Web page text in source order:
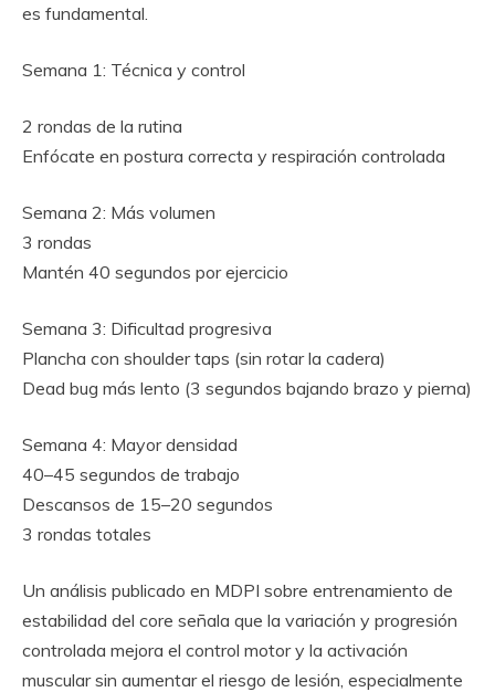
es fundamental.
Semana 1: Técnica y control
2 rondas de la rutina
Enfócate en postura correcta y respiración controlada
Semana 2: Más volumen
3 rondas
Mantén 40 segundos por ejercicio
Semana 3: Dificultad progresiva
Plancha con shoulder taps (sin rotar la cadera)
Dead bug más lento (3 segundos bajando brazo y pierna)
Semana 4: Mayor densidad
40–45 segundos de trabajo
Descansos de 15–20 segundos
3 rondas totales
Un análisis publicado en MDPI sobre entrenamiento de
estabilidad del core señala que la variación y progresión
controlada mejora el control motor y la activación
muscular sin aumentar el riesgo de lesión, especialmente